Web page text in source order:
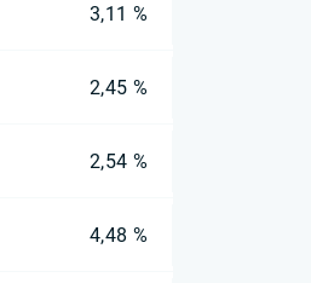
3,11 %
2,45 %
2,54 %
4,48 %